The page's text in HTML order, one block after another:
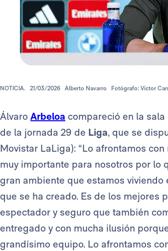
NOTICIA. 21/03/2026 Alberto Navarro Fotógrafo: Víctor
Álvaro Arbeloa compareció en la
de la jornada 29 de Liga, que se
Movistar LaLiga): “Lo afrontamos
muy importante para nosotros por lo
gran ambiente que estamos
que se ha creado. Es de los mejores
espectador y seguro que también
entregado y con mucha ilusión
grandísimo equipo. Lo afrontamos